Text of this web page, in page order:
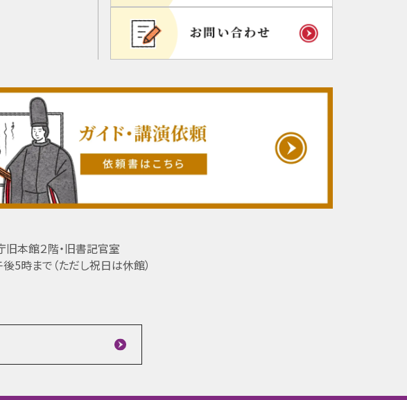
本館２階・旧書記官室
時まで（ただし祝日は休館）